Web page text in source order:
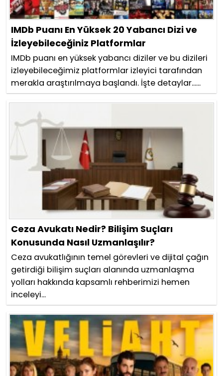
IMDb Puanı En Yüksek 20 Yabancı Dizi ve
İzleyebileceğiniz Platformlar
IMDb puanı en yüksek yabancı diziler ve bu dizileri
izleyebileceğimiz platformlar izleyici tarafından
merakla araştırılmaya başlandı. İşte detaylar......
Ceza Avukatı Nedir? Bilişim Suçları
Konusunda Nasıl Uzmanlaşılır?
Ceza avukatlığının temel görevleri ve dijital çağın
getirdiği bilişim suçları alanında uzmanlaşma
yolları hakkında kapsamlı rehberimizi hemen
inceleyi...